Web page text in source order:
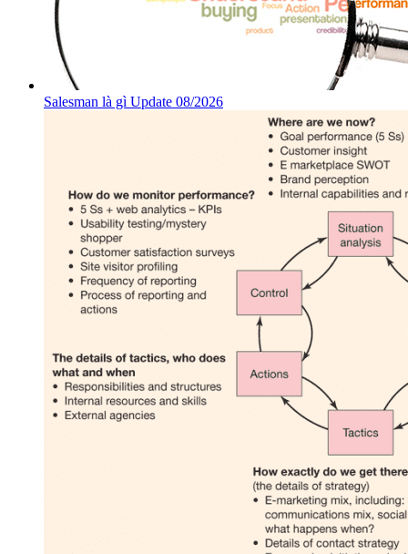
Salesman là gì Update 08/2026